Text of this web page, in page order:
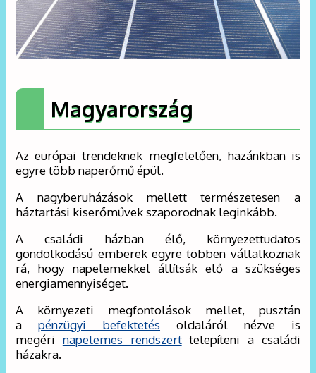
Magyarország
Az európai trendeknek megfelelően, hazánkban is
egyre több naperőmű épül.
A nagyberuházások mellett természetesen a
háztartási kiserőművek szaporodnak leginkább.
A családi házban élő, környezettudatos
gondolkodású emberek egyre többen vállalkoznak
rá, hogy napelemekkel állítsák elő a szükséges
energiamennyiséget.
A környezeti megfontolások mellet, pusztán
apénzügyi befektetés oldaláról nézve is
megéri napelemes rendszerttelepíteni a családi
házakra.